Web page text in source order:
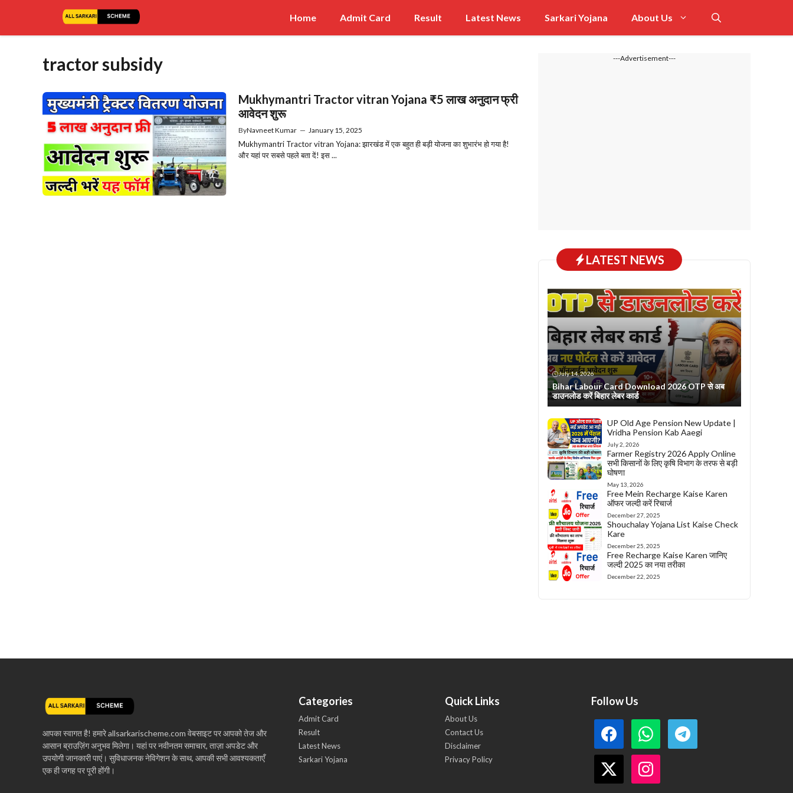
content
Home Admit Card Result Latest News Sarkari Yojana About Us
tractor subsidy
Mukhymantri Tractor vitran Yojana ₹5 लाख अनुदान फ्री
आवेदन शुरू
ByNavneet Kumar — January 15, 2025
Mukhymantri Tractor vitran Yojana: झारखंड में एक बहुत ही बड़ी योजना का शुभारंभ हो गया है!
और यहां पर सबसे पहले बता दें! इस ...
---Advertisement---
LATEST NEWS
July 14, 2026
Bihar Labour Card Download 2026 OTP से अब
डाउनलोड करें बिहार लेबर कार्ड
UP Old Age Pension New Update |
Vridha Pension Kab Aaegi
July 2, 2026
Farmer Registry 2026 Apply Online
सभी किसानों के लिए कृषि विभाग के तरफ से बड़ी
घोषणा
May 13, 2026
Free Mein Recharge Kaise Karen
ऑफर जल्दी करें रिचार्ज
December 27, 2025
Shouchalay Yojana List Kaise Check
Kare
December 25, 2025
Free Recharge Kaise Karen जानिए
जल्दी 2025 का नया तरीका
December 22, 2025
आपका स्वागत है! हमारे allsarkarischeme.com वेबसाइट पर आपको तेज और
आसान ब्राउज़िंग अनुभव मिलेगा। यहां पर नवीनतम समाचार, ताज़ा अपडेट और
उपयोगी जानकारी पाएं। सुविधाजनक नेविगेशन के साथ, आपकी सभी आवश्यकताएँ
एक ही जगह पर पूरी होंगी।
Categories
Admit Card
Result
Latest News
Sarkari Yojana
Quick Links
About Us
Contact Us
Disclaimer
Privacy Policy
Follow Us